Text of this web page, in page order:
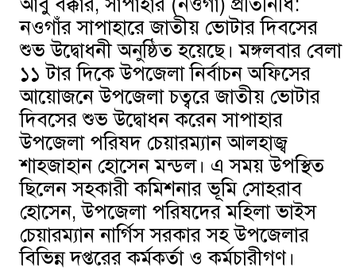
নওগাঁর সাপাহারে জাতীয় ভোটার দিবসের
শুভ উদ্বোধনী অনুষ্ঠিত হয়েছে। মঙ্গলবার বেলা
১১ টার দিকে উপজেলা নির্বাচন অফিসের
আয়োজনে উপজেলা চত্বরে জাতীয় ভোটার
দিবসের শুভ উদ্বোধন করেন সাপাহার
উপজেলা পরিষদ চেয়ারম্যান আলহাজ্ব
শাহজাহান হোসেন মন্ডল। এ সময় উপস্থিত
ছিলেন সহকারী কমিশনার ভূমি সোহরাব
হোসেন, উপজেলা পরিষদের মহিলা ভাইস
চেয়ারম্যান নার্গিস সরকার সহ উপজেলার
বিভিন্ন দপ্তরের কর্মকর্তা ও কর্মচারীগণ।